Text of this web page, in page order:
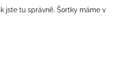
jste tu správně. Šortky máme v